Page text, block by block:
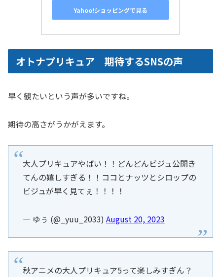
Yahoo!ショッピングで見る
オトナプリキュア 期待するSNSの声
早く観たいという声が多いですね。
期待の高さがうかがえます。
大人プリキュアやばい！！どんどんビジュ公開き
てんの嬉しすぎる！！ココとナッツとシロップの
ビジュが早く見てぇ！！！！
— ゆぅ (@_yuu_2033) August 20, 2023
秋アニメの大人プリキュア5って楽しみすぎん？